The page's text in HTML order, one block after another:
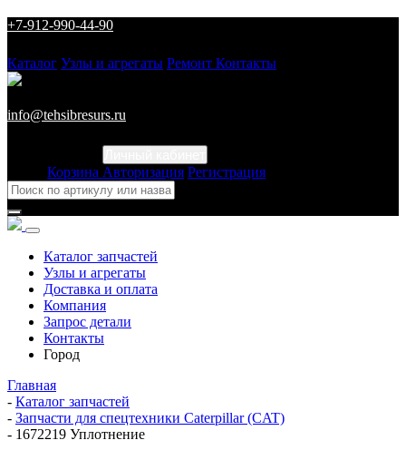
+7-912-990-44-90
Каталог Узлы и агрегаты Ремонт Контакты
info@tehsibresurs.ru
Корзина Авторизация Регистрация
Каталог запчастей
Узлы и агрегаты
Доставка и оплата
Компания
Запрос детали
Контакты
Город
Главная
- Каталог запчастей
- Запчасти для спецтехники Caterpillar (CAT)
- 1672219 Уплотнение